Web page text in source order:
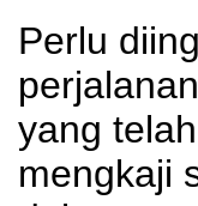
Perlu
yang
mengkaji